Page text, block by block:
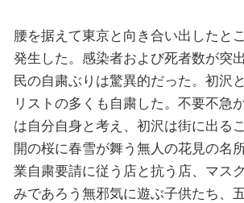
腰を据えて東京と向き合い出したと
発生した。感染者および死者数が突
民の自粛ぶりは驚異的だった。初沢
リストの多くも自粛した。不要不急
は自分自身と考え、初沢は街に出る
開の桜に春雪が舞う無人の花見の名
業自粛要請に従う店と抗う店、マス
みであろう無邪気に遊ぶ子供たち、